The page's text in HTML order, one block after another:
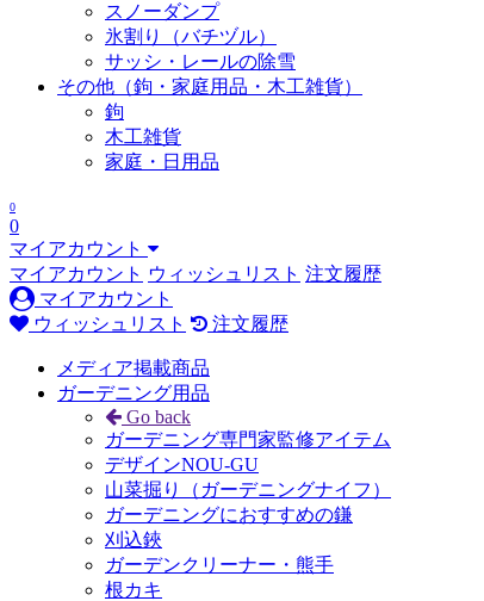
スノーダンプ
氷割り（バチヅル）
サッシ・レールの除雪
その他（鉤・家庭用品・木工雑貨）
鉤
木工雑貨
家庭・日用品
0
0
マイアカウント
マイアカウント ウィッシュリスト 注文履歴
マイアカウント
ウィッシュリスト
注文履歴
メディア掲載商品
ガーデニング用品
Go back
ガーデニング専門家監修アイテム
デザインNOU-GU
山菜掘り（ガーデニングナイフ）
ガーデニングにおすすめの鎌
刈込鋏
ガーデンクリーナー・熊手
根カキ